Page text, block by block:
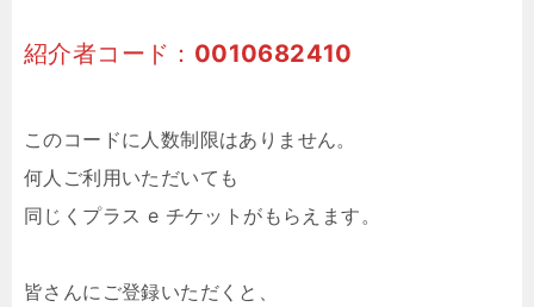
紹介者コード： 0010682410
このコードに人数制限はありません。
何人ご利用いただいても
同じくプラス e チケットがもらえます。
皆さんにご登録いただくと、